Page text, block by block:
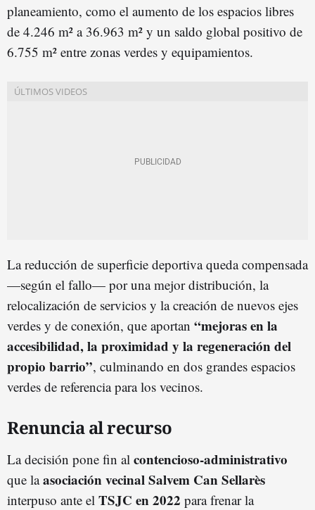
planeamiento, como el aumento de los espacios libres
de 4.246 m² a 36.963 m² y un saldo global positivo de
6.755 m² entre zonas verdes y equipamientos.
La reducción de superficie deportiva queda compensada
—según el fallo— por una mejor distribución, la
relocalización de servicios y la creación de nuevos ejes
verdes y de conexión, que aportan “mejoras en la
accesibilidad, la proximidad y la regeneración del
propio barrio”, culminando en dos grandes espacios
verdes de referencia para los vecinos.
Renuncia al recurso
La decisión pone fin al contencioso-administrativo
que laasociación vecinal Salvem Can Sellarès
interpuso ante el TSJC en 2022 para frenar la